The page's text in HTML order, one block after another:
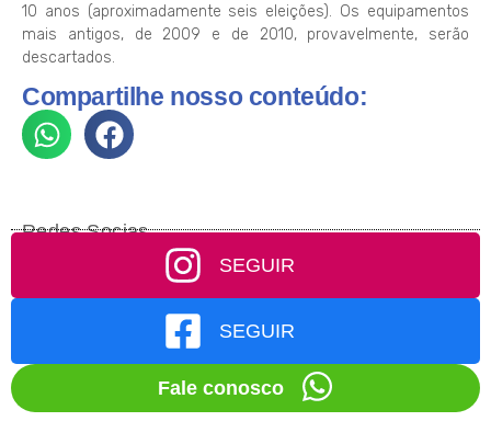
10 anos (aproximadamente seis eleições). Os equipamentos
mais antigos, de 2009 e de 2010, provavelmente, serão
descartados.
Compartilhe nosso conteúdo:
Redes Socias
SEGUIR
SEGUIR
Fale conosco